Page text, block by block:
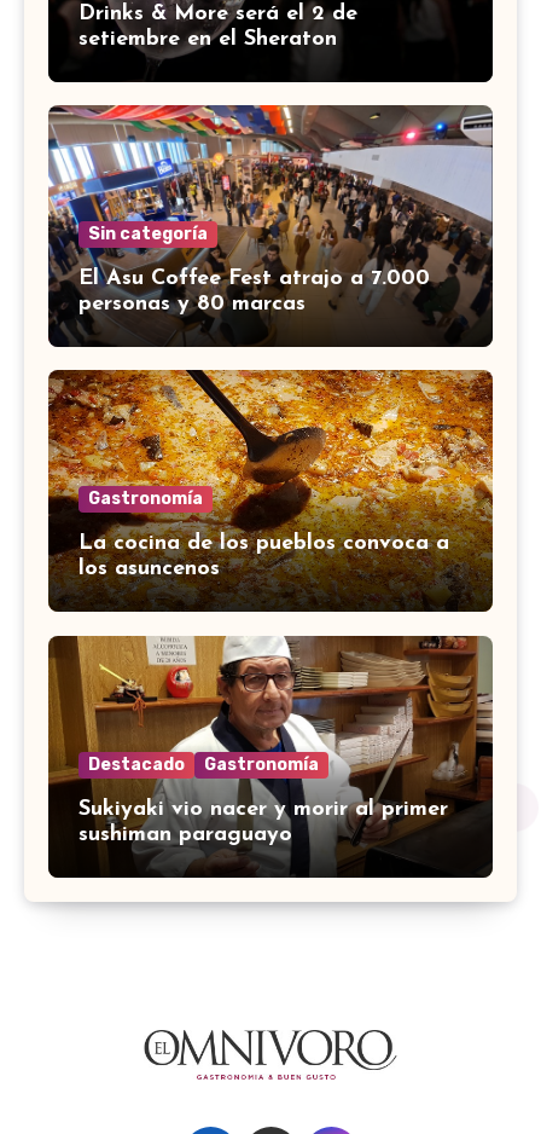
Drinks & More será el 2 de
setiembre en el Sheraton
Sin categoría
El Asu Coffee Fest atrajo a 7.000
personas y 80 marcas
Gastronomía
La cocina de los pueblos convoca a
los asuncenos
Destacado Gastronomía
Sukiyaki vio nacer y morir al primer
sushiman paraguayo